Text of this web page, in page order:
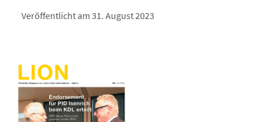
Veröffentlicht am 31. August 2023